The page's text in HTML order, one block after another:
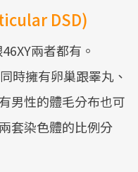
DSD)
兩者都有。
時擁有卵巢跟睪丸、
男性的體毛分布也可
套染色體的比例分